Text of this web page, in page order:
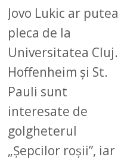
Jovo Lukic ar putea
pleca de la
Universitatea Cluj.
Hoffenheim și St.
Pauli sunt
interesate de
golgheterul
„Șepcilor roșii”, iar